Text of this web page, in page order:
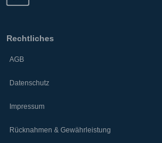
Rechtliches
AGB
Datenschutz
Impressum
Rücknahmen & Gewährleistung